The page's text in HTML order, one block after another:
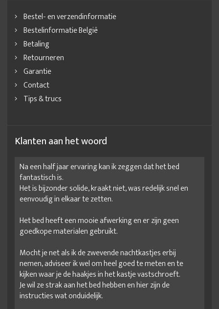
Bestel- en verzendinformatie
Bestelinformatie België
Betaling
Retourneren
Garantie
Contact
Tips & trucs
Klanten aan het woord
Na een half jaar ervaring kan ik zeggen dat het bed
fantastisch is.
Het is bijzonder solide, kraakt niet, was redelijk snel en
eenvoudig in elkaar te zetten.
Het bed heeft een mooie afwerking en er zijn geen
goedkope materialen gebruikt.
Mocht je net als ik de zwevende nachtkastjes erbij
nemen, adviseer ik wel om heel goed te meten en te
kijken waar je de haakjes in het kastje vastschroeft.
Je wil ze strak aan het bed hebben en hier zijn de
instructies wat onduidelijk.